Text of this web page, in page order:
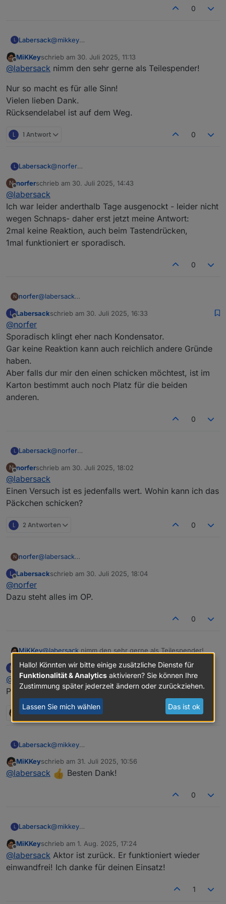
0
L Labersack@mikkey
Fall zurück, den defekten darfst du dir aussuchen,
ob ich den als Teile-Spender behalte oder ob du
möchtest.
Offline
MiKKeyschrieb am 30. Juli 2025, 11:13
zuletzt editiert von
@labersack nimm den sehr gerne als Teilespender!
Nur so macht es für alle Sinn!
Vielen lieben Dank.
Rücksendelabel ist auf dem Weg.
L 1 Antwort 0
L Labersack@norfer
N
Offline
norferschrieb am 30. Juli 2025, 14:43
zuletzt editiert von
@labersack
Ich war leider anderthalb Tage ausgenockt - leider nicht
wegen Schnaps- daher erst jetzt meine Antwort:
2mal keine Reaktion, auch beim Tastendrücken,
1mal funktioniert er sporadisch.
0
N norfer@labersack
wegen Schnaps- daher erst jetzt meine Antwort:
1mal funktioniert er sporadisch.
L
Offline
Labersackschrieb am 30. Juli 2025, 16:33
zuletzt editiert von
@norfer
Sporadisch klingt eher nach Kondensator.
Gar keine Reaktion kann auch reichlich andere Gründe
haben.
Aber falls dur mir den einen schicken möchtest, ist im
Karton bestimmt auch noch Platz für die beiden
anderen.
0
L Labersack@norfer
Gar keine Reaktion kann auch reichlich andere
Aber falls dur mir den einen schicken möchtest, ist
im Karton bestimmt auch noch Platz für die beiden
anderen.
N
Offline
norferschrieb am 30. Juli 2025, 18:02
zuletzt editiert von
@labersack
Einen Versuch ist es jedenfalls wert. Wohin kann ich das
Päckchen schicken?
L 2 Antworten 0
N norfer@labersack
das Päckchen schicken?
L
Offline
Labersackschrieb am 30. Juli 2025, 18:04
zuletzt editiert von
@norfer
Dazu steht alles im OP.
0
MiKKey@labersacknimm den sehr gerne als Teilespender!
Nur so macht es für alle Sinn!
Vielen lieben Dank.
Rücksendelabel ist auf dem Weg.
L
Offline
Labersackschrieb am31. Juli 2025, 10:08
zuletzt editiert von
@
mikkey
Päckchen ist auf dem Rückweg.
2 Antworten 0
L Labersack@mikkey
Offline
MiKKeyschrieb am 31. Juli 2025, 10:56
zuletzt editiert von
@labersack Besten Dank!
0
L Labersack@mikkey
Offline
MiKKeyschrieb am 1. Aug. 2025, 17:24
zuletzt editiert von
@labersack Aktor ist zurück. Er funktioniert wieder
einwandfrei! Ich danke für deinen Einsatz!
1
Hallo! Könnten wir bitte einige zusätzliche Dienste für
Funktionalität & Analytics aktivieren? Sie können Ihre
Zustimmung später jederzeit ändern oder zurückziehen.
Lassen Sie mich wählen Das ist ok